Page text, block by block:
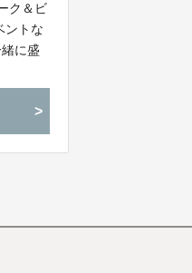
ク＆ビ
ントな
に盛